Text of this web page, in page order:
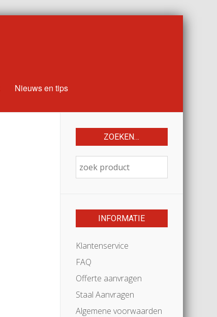
Nieuws en tips
ZOEKEN…
INFORMATIE
Klantenservice
FAQ
Offerte aanvragen
Staal Aanvragen
Algemene voorwaarden